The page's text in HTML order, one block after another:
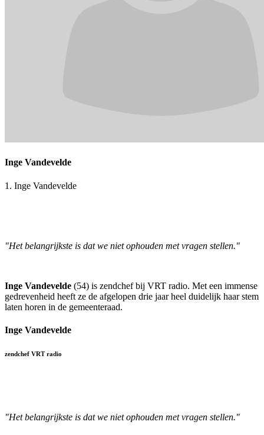
Inge Vandevelde
1. Inge Vandevelde
"Het belangrijkste is dat we niet ophouden met vragen stellen."
Inge Vandevelde (54) is zendchef bij VRT radio. Met een immense
gedrevenheid heeft ze de afgelopen drie jaar heel duidelijk haar stem
laten horen in de gemeenteraad.
Inge Vandevelde
zendchef VRT radio
"Het belangrijkste is dat we niet ophouden met vragen stellen."